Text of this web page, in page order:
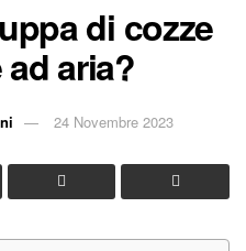
di cozze
aria?
24 Novembre 2023